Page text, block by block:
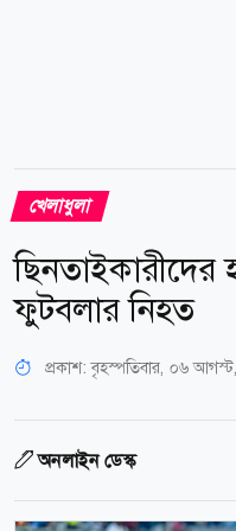
খেলাধুলা
ছিনতাইকারীদের
ফুটবলার নিহত
প্রকাশ:বৃহস্পতিবার, ০৬
অনলাইন ডেস্ক